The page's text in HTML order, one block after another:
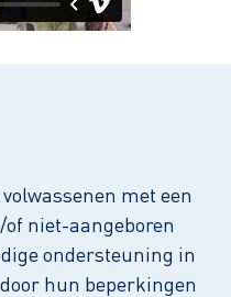
met een
niet-aangeboren
ondersteuning in
hun beperkingen